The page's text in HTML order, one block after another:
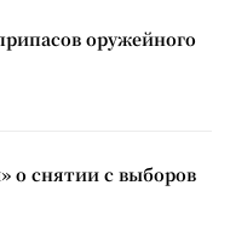
оружейного
о снятии с выборов